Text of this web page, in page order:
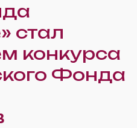
стал
конкурса
Фонда